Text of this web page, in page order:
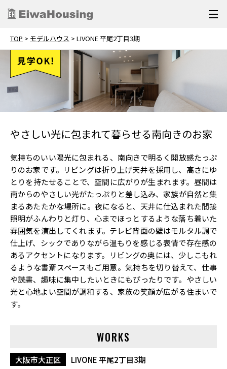
TOP > モデルハウス > LIVONE 平尾2丁目3期
やさしい光に包まれて暮らせる南向きのお家
気持ちのいい陽光に包まれる、南向きで明るく開放感たっぷ
りのお家です。リビングは折り上げ天井を採用し、高さにゆ
とりを持たせることで、空間に広がりが生まれます。昼間は
南からのやさしい光がたっぷりと差し込み、家族が自然と集
まるあたたかな場所に。夜になると、天井に仕込まれた間接
照明がふんわりと灯り、心までほっとするような落ち着いた
雰囲気を演出してくれます。テレビ背面の壁はモルタル調で
仕上げ、シックでありながら温もりを感じる表情で存在感の
あるアクセントになります。リビングの奥には、少しこもれ
るような書斎スペースもご用意。気持ちを切り替えて、仕事
や読書、趣味に集中したいときにもぴったりです。やさしい
光と心地よい空間が調和する、家族の笑顔が広がる住まいで
す。
WORKS
大阪市大正区 LIVONE 平尾2丁目3期